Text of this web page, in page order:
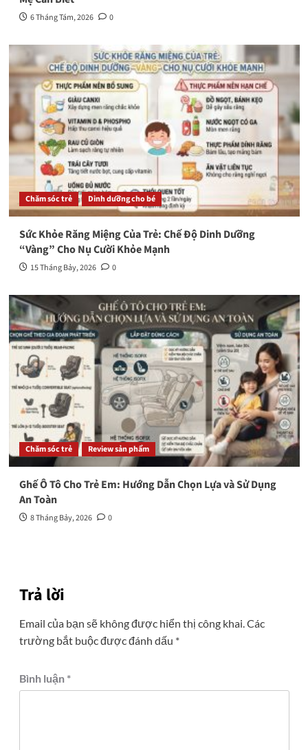
6 Tháng Tám, 2026 0
Chăm sóc trẻ Dinh dưỡng cho bé
Sức Khỏe Răng Miệng Của Trẻ: Chế Độ Dinh Dưỡng
“Vàng” Cho Nụ Cười Khỏe Mạnh
15 Tháng Bảy, 2026 0
Chăm sóc trẻ Review sản phẩm
Ghế Ô Tô Cho Trẻ Em: Hướng Dẫn Chọn Lựa và Sử Dụng
An Toàn
8 Tháng Bảy, 2026 0
Trả lời
Email của bạn sẽ không được hiển thị công khai. Các
trường bắt buộc được đánh dấu *
Bình luận *